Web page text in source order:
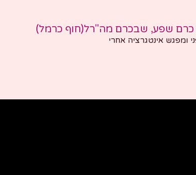
כרם שפע, שבכרם מה"רל(חוף כרמל)
ומפגש אינטגרציה אחרי